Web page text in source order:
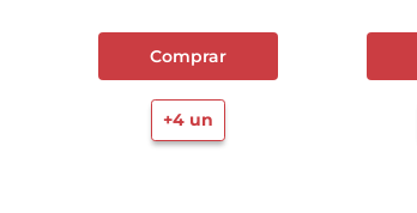
Comprar
+4un